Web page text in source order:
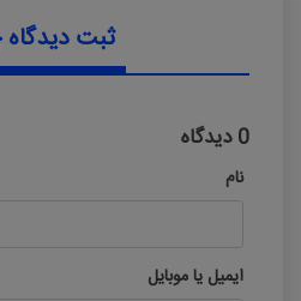
ثبت
0 دیدگاه
نام
ایمیل یا موبایل